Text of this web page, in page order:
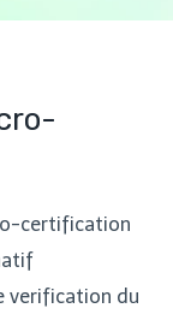
certification
verification du